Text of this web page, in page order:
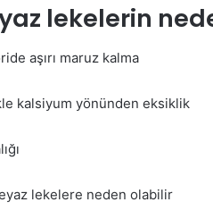
lekelerin
aşırı maruz kalma
kalsiyum yönünden eksiklik
lekelere neden olabilir